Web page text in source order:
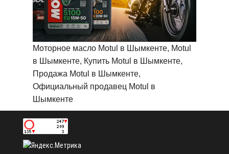
Моторное масло Motul в Шымкенте, Motul
в Шымкенте, Купить Motul в Шымкенте,
Продажа Motul в Шымкенте,
Официальный продавец Motul в
Шымкенте